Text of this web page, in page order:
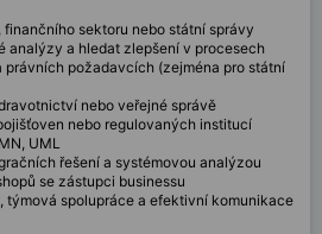
sektoru nebo státní správy
analýzy a hledat zlepšení v procesech
požadavcích (zejména pro státní
nebo veřejné správě
nebo regulovaných institucí
UML
řešení a systémovou analýzou
se zástupci businessu
týmová spolupráce a efektivní komunikace